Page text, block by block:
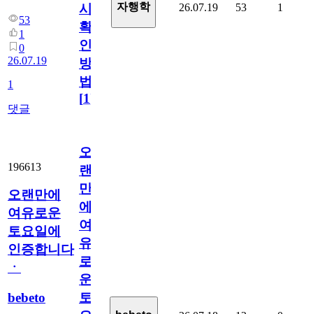
53
1
0
26.07.19
1
댓글
시
확
인
방
법
[1]
자행학 26.07.19 53 1
196613
오랜만에
여유로운
토요일에
인증합니다
ㆍ
bebeto
오
랜
만
에
여
유
로
운
토